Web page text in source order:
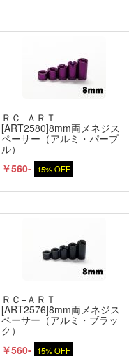
ＲＣ−ＡＲＴ
[ART2580]8mm両メネジス
ペーサー（アルミ・パープ
ル）
￥560- 15% OFF
ＲＣ−ＡＲＴ
[ART2576]8mm両メネジス
ペーサー（アルミ・ブラッ
ク）
￥560- 15% OFF